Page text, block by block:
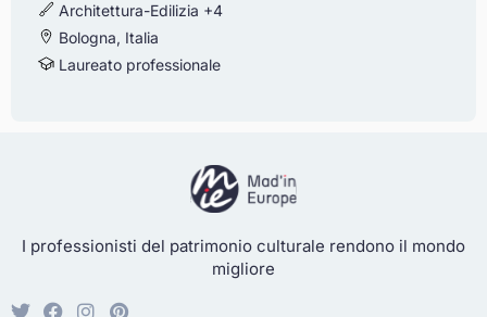
Architettura-Edilizia +4
Bologna, Italia
Laureato professionale
I professionisti del patrimonio culturale rendono il mondo
migliore